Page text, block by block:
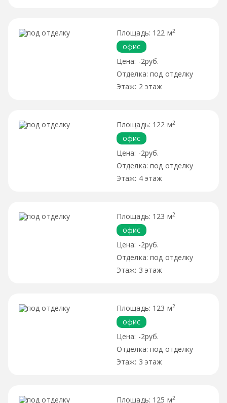
122 м2
офис
-2руб.
под отделку
2 этаж
122 м2
офис
-2руб.
под отделку
4 этаж
123 м2
офис
-2руб.
под отделку
3 этаж
123 м2
офис
-2руб.
под отделку
3 этаж
125 м2